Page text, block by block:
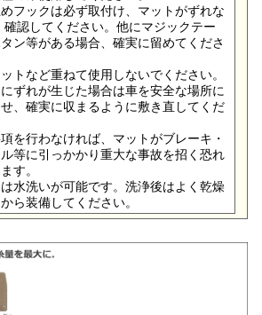
フックは必ず取付け、マットがずれな
確認してください。他にマジックテー
ン等がある場合、確実に留めてくださ
トなど重ねて使用しないでください。
ずれが生じた場合は車を安全な場所に
、確実に収まるように敷き直してくだ
を行わなければ、マットがブレーキ・
等に引っかかり重大な事故を招く恐れ
す。
水洗いが可能です。洗浄後はよく乾燥
ら装備してください。